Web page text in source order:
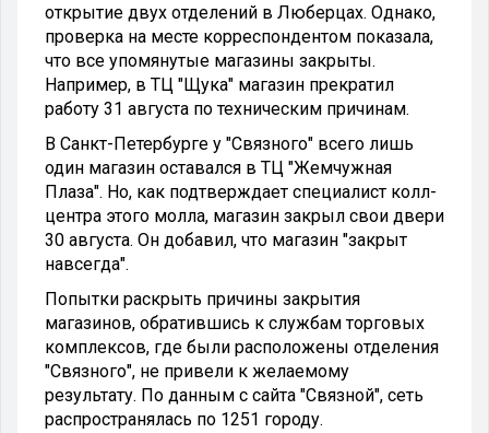
открытие двух отделений в Люберцах. Однако,
проверка на месте корреспондентом показала,
что все упомянутые магазины закрыты.
Например, в ТЦ "Щука" магазин прекратил
работу 31 августа по техническим причинам.
В Санкт-Петербурге у "Связного" всего лишь
один магазин оставался в ТЦ "Жемчужная
Плаза". Но, как подтверждает специалист колл-
центра этого молла, магазин закрыл свои двери
30 августа. Он добавил, что магазин "закрыт
навсегда".
Попытки раскрыть причины закрытия
магазинов, обратившись к службам торговых
комплексов, где были расположены отделения
"Связного", не привели к желаемому
результату. По данным с сайта "Связной", сеть
распространялась по 1251 городу.